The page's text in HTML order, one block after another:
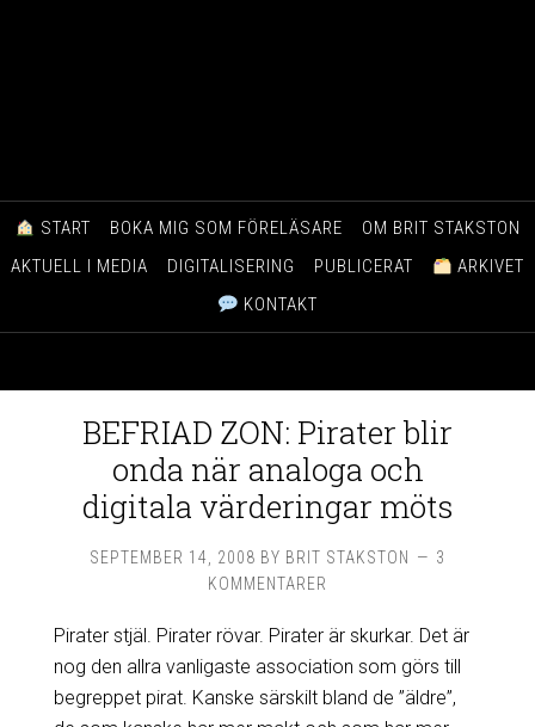
START BOKA MIG SOM FÖRELÄSARE
OM BRIT STAKSTON
AKTUELL I MEDIA
DIGITALISERING PUBLICERAT
ARKIVET
KONTAKT
BEFRIAD ZON: Pirater blir
onda när analoga och
digitala värderingar möts
SEPTEMBER 14, 2008 BY BRIT STAKSTON
3
KOMMENTARER
Pirater stjäl. Pirater rövar. Pirater är skurkar. Det är
nog den allra vanligaste association som görs till
begreppet pirat. Kanske särskilt bland de ”äldre”,